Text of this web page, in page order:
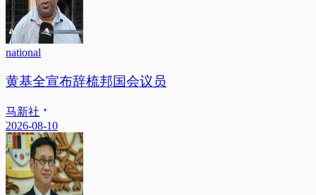
national
黄基全宣布辞梳邦国会议员
马新社
2026-08-10